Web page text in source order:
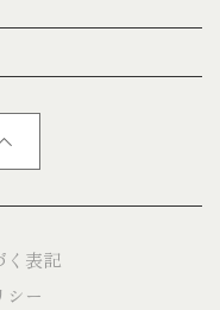
く表記
シー